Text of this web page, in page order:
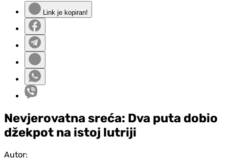
Link je kopiran!
Nevjerovatna sreća: Dva puta dobio
džekpot na istoj lutriji
Autor: